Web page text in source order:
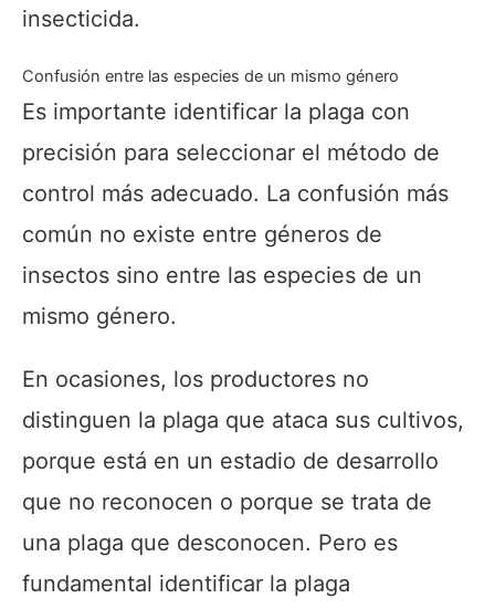
insecticida.
Confusión entre las especies de un mismo género
Es importante identificar la plaga con
precisión para seleccionar el método de
control más adecuado. La confusión más
común no existe entre géneros de
insectos sino entre las especies de un
mismo género.
En ocasiones, los productores no
distinguen la plaga que ataca sus cultivos,
porque está en un estadio de desarrollo
que no reconocen o porque se trata de
una plaga que desconocen. Pero es
fundamental identificar la plaga